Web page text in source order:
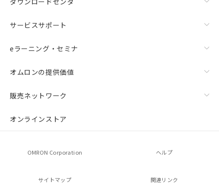
サービスサポート
eラーニング・セミナ
オムロンの提供価値
販売ネットワーク
オンラインストア
OMRON Corporation ヘルプ
サイトマップ 関連リンク